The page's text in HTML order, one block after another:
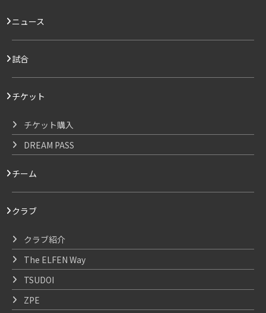
ニュース
試合
チケット
チケット購入
DREAM PASS
チーム
クラブ
クラブ紹介
The ELFEN Way
TSUDOI
ZPE